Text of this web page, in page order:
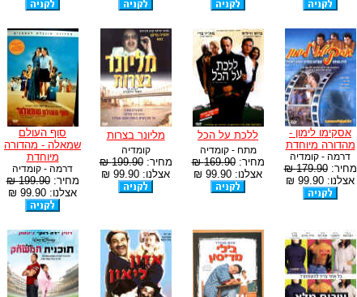
אסקימו לימון -
מהדורה מיוחדת
דרמה - קומדיה
מחיר:179.90 ₪
אצלנו: 99.90 ₪
ללכת על הכל
מתח - קומדיה
מחיר:169.90 ₪
אצלנו: 99.90 ₪
מליונר בצרות
קומדיה
מחיר:199.90 ₪
אצלנו: 99.90 ₪
סוף העולם
שמאלה - מהדורה
מיוחדת
דרמה - קומדיה
מחיר:199.90 ₪
אצלנו: 99.90 ₪